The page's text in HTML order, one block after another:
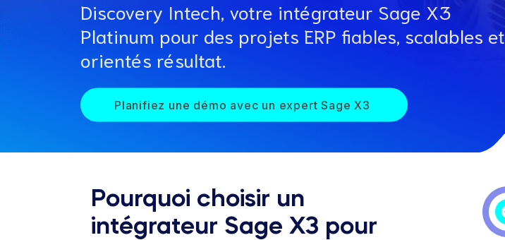
Discovery Intech, votre intégrateur Sage X3
Platinum pour des projets ERP fiables, scalables et
orientés résultat.
Planifiez une démo avec un expert Sage X3
Pourquoi choisir un
intégrateur Sage X3 pour